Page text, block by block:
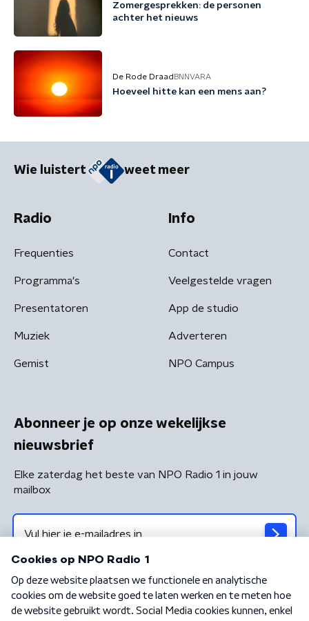
Zomergesprekken: de personen
achter het nieuws
De Rode Draad BNNVARA
Hoeveel hitte kan een mens aan?
Wie luistert weet meer
Radio
Frequenties
Programma's
Presentatoren
Muziek
Gemist
Info
Contact
Veelgestelde vragen
App de studio
Adverteren
NPO Campus
Abonneer je op onze wekelijkse
nieuwsbrief
Elke zaterdag het beste van NPO Radio 1 in jouw
mailbox
Algemene voorwaarden